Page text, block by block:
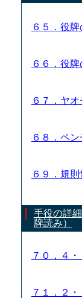
６５．役
６６．役
６７．ヤ
６８．ペ
６９．規
手役の詳
牌読み）
７０．４
７１．２